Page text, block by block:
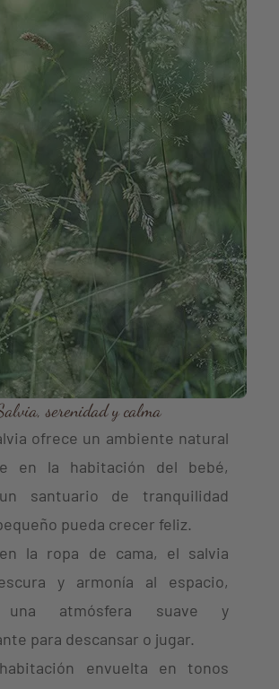
serenidad y calma
ofrece un ambiente natural
en la habitación del bebé,
santuario de tranquilidad
pueda crecer feliz.
la ropa de cama, el salvia
y armonía al espacio,
una atmósfera suave y
para descansar o jugar.
envuelta en tonos